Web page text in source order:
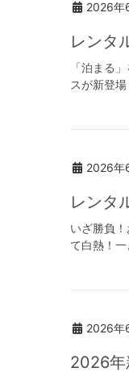
2026年
レンタ
「泊まる
スが新登
2026年
レンタ
いざ勝負
て白熱！
2026年
2026年